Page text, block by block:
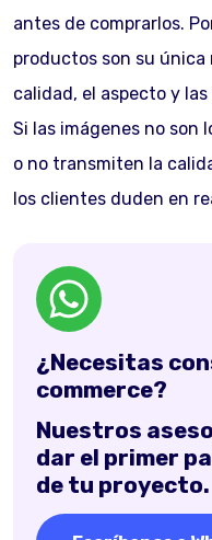
antes de comprarlos.
productos son su
calidad, el aspecto y
Si las imágenes no
o no transmiten la
los clientes duden en
¿Necesitas
commerce?
Nuestros
dar el primer
de tu proyecto.